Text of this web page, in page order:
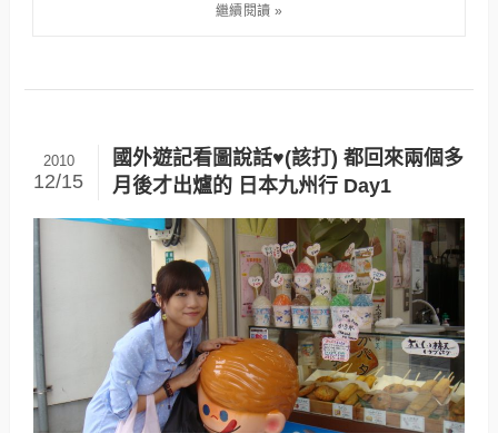
國外遊記看圖說話♥(該打) 都回來兩個多
月後才出爐的 日本九州行 Day1
2010
12/15